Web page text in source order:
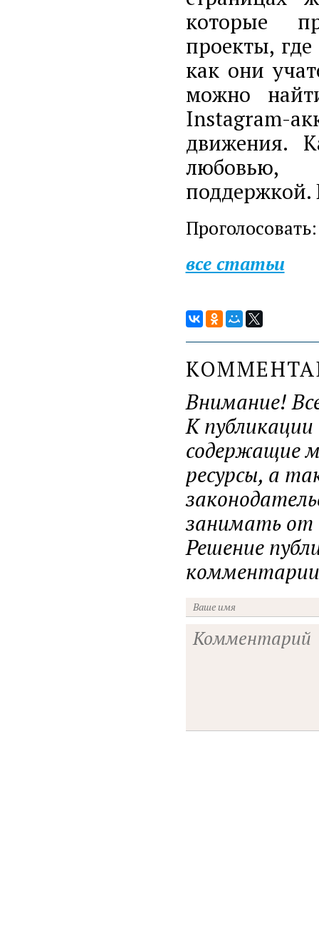
которые
проекты,
как они
можно
Instagram-
движения.
Проголосовать:
все статьи
Внимание!
К
содержащие
ресурсы, а
занимать от
Решение